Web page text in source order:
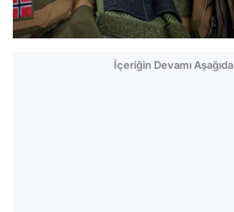
İçeriğin Devamı Aşağıda